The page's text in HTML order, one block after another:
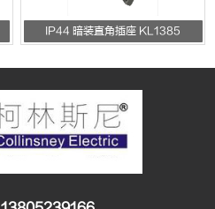
IP44 暗装直角插座 KL1385